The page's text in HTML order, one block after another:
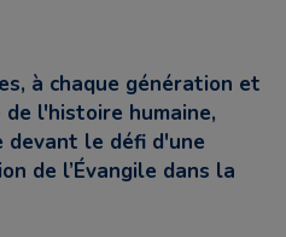
à chaque génération et
de l'histoire humaine,
devant le défi d'une
de l’Évangile dans la